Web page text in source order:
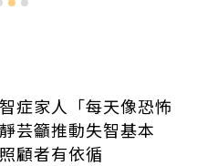
症家人「每天像恐怖
芸籲推動失智基本
顧者有依循